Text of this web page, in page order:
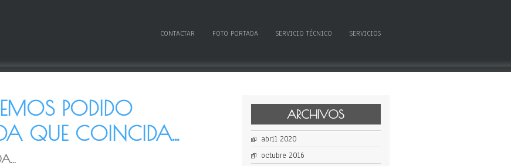
CONTACTAR FOTO PORTADA SERVICIO TÉCNICO SERVICIOS
PODIDO
QUE COINCIDA...
ARCHIVOS
abril 2020
octubre 2016